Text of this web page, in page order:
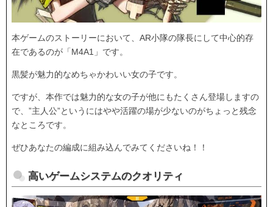
本ゲームのストーリーにおいて、AR小隊の隊長にして中心的存
在であるのが「M4A1」です。
黒髪が魅力的なめちゃかわいい女の子です。
ですが、本作では魅力的な女の子が他にもたくさん登場しますの
で、”主人公”というにはやや活躍の場が少ないのがちょっと残念
なところです。
ぜひあなたの編成に組み込んでみてくださいね！！
高いゲームシステムのクオリティ